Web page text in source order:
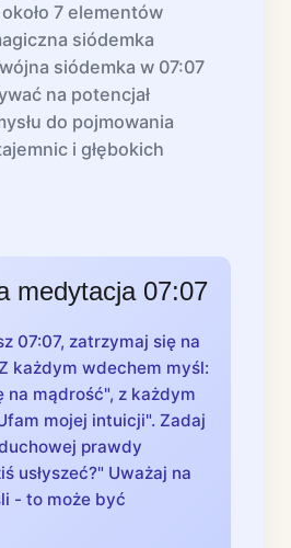
7 elementów
siódemka
siódemka w 07:07
na potencjał
do pojmowania
i głębokich
medytacja 07:07
07:07, zatrzymaj się na
każdym wdechem myśl:
na mądrość", z każdym
mojej intuicji". Zadaj
prawdy
usłyszeć?" Uważaj na
- to może być